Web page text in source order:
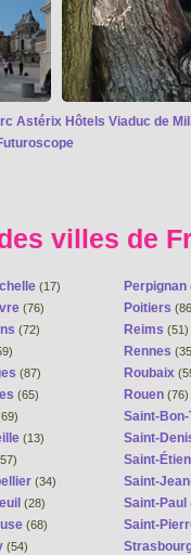
Astérix Hôtels Viaduc de
villes de
(17)
(76)
(72)
(87)
(65)
(13)
(34)
(28)
(68)
(54)
Perpignan
Poitiers
Reims (51)
Rennes
Roubaix
Rouen (76)
Saint-
Saint-
Saint-
Saint-
Saint-Paul
Saint-